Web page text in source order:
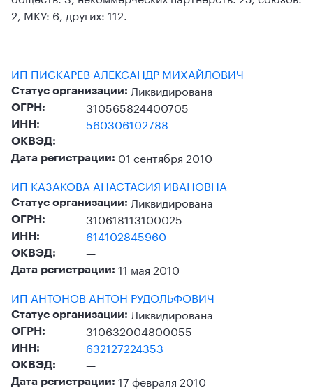
2, МКУ: 6, других: 112.
ИП ПИСКАРЕВ АЛЕКСАНДР МИХАЙЛОВИЧ
Статус организации: Ликвидирована
ОГРН: 310565824400705
ИНН: 560306102788
ОКВЭД: —
Дата регистрации: 01 сентября 2010
ИП КАЗАКОВА АНАСТАСИЯ ИВАНОВНА
Статус организации: Ликвидирована
ОГРН: 310618113100025
ИНН: 614102845960
ОКВЭД: —
Дата регистрации: 11 мая 2010
ИП АНТОНОВ АНТОН РУДОЛЬФОВИЧ
Статус организации: Ликвидирована
ОГРН: 310632004800055
ИНН: 632127224353
ОКВЭД: —
Дата регистрации: 17 февраля 2010